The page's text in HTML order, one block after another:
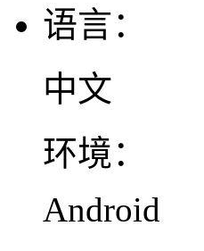
语言：
中文
环境：
Android